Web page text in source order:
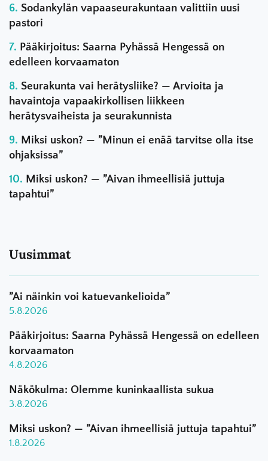
Sodankylän vapaaseurakuntaan valittiin uusi
pastori
Pääkirjoitus: Saarna Pyhässä Hengessä on
edelleen korvaamaton
Seurakunta vai herätysliike? — Arvioita ja
havaintoja vapaakirkollisen liikkeen
herätysvaiheista ja seurakunnista
Miksi uskon? — ”Minun ei enää tarvitse olla itse
ohjaksissa”
Miksi uskon? — ”Aivan ihmeellisiä juttuja
tapahtui”
Uusimmat
”Ai näinkin voi katuevankelioida”
5.8.2026
Pääkirjoitus: Saarna Pyhässä Hengessä on edelleen
korvaamaton
4.8.2026
Näkökulma: Olemme kuninkaallista sukua
3.8.2026
Miksi uskon? — ”Aivan ihmeellisiä juttuja tapahtui”
1.8.2026